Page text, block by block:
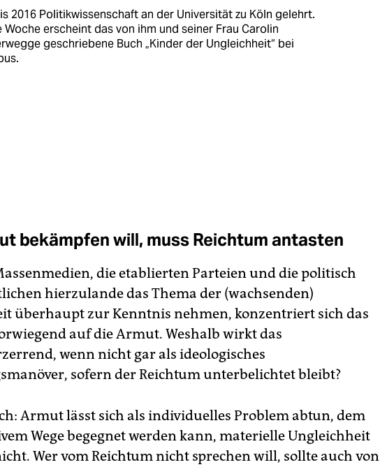
2016 Politikwissenschaft an der Universität zu Köln gelehrt.
Woche erscheint das von ihm und seiner Frau Carolin
geschriebene Buch „Kinder der Ungleichheit“ bei
bekämpfen will, muss Reichtum antasten
die etablierten Parteien und die politisch
hierzulande das Thema der (wachsenden)
überhaupt zur Kenntnis nehmen, konzentriert sich das
auf die Armut. Weshalb wirkt das
wenn nicht gar als ideologisches
sofern der Reichtum unterbelichtet bleibt?
Armut lässt sich als individuelles Problem abtun, dem
Wege begegnet werden kann, materielle Ungleichheit
Wer vom Reichtum nicht sprechen will, sollte auch von